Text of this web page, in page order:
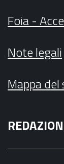
Foia -
Note legali
Mappa del